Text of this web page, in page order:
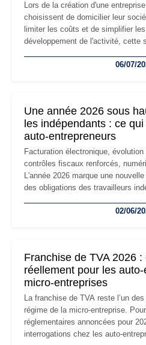
Lors de la création d'une
choisissent de domicilier leur
limiter les coûts et de simplifier
développement de l'activité, cette
professionnels, recrutement,06/07/
Une année 2026 sous
les indépendants : ce
auto-entrepreneurs
Facturation électronique,
contrôles fiscaux renforcés,
L'année 2026 marque une
des obligations des travailleurs
les auto-entrepreneurs devront
02/06/
Franchise de TVA 2026
réellement pour les
micro-entreprises
La franchise de TVA reste l’un
régime de la micro-entreprise.
réglementaires annoncées pour
interrogations chez les auto-